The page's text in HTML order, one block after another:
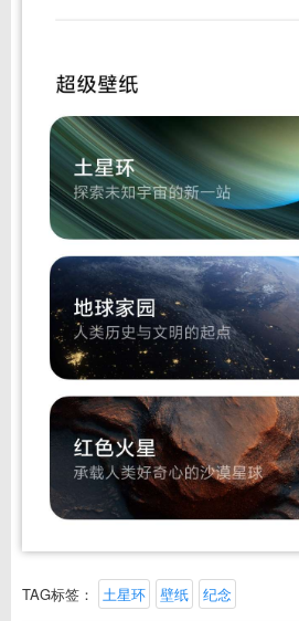
TAG标签： 土星环 壁纸 纪念